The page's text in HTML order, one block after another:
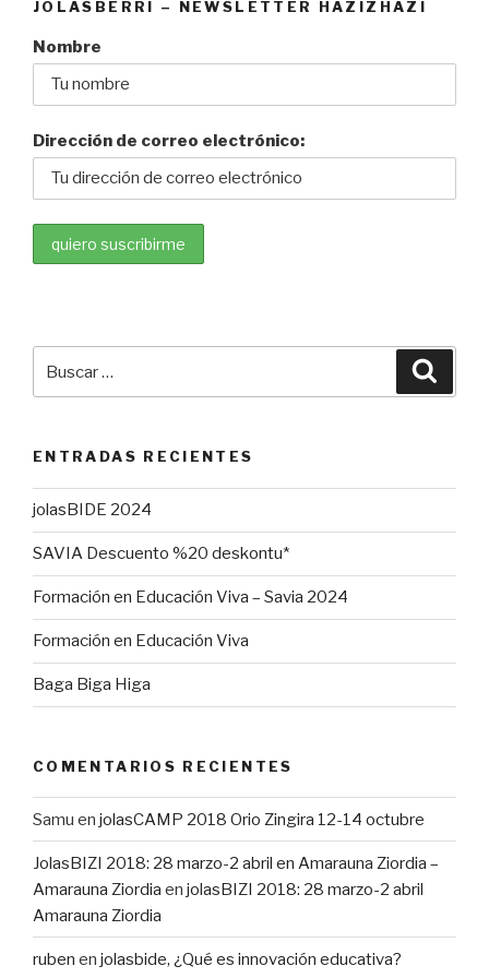
JOLASBERRI – NEWSLETTER HAZIZHAZI
Nombre
Dirección de correo electrónico:
por:
ENTRADAS RECIENTES
jolasBIDE 2024
SAVIA Descuento %20 deskontu*
Formación en Educación Viva – Savia 2024
Formación en Educación Viva
Baga Biga Higa
COMENTARIOS RECIENTES
Samu en jolasCAMP 2018 Orio Zingira 12-14 octubre
JolasBIZI 2018: 28 marzo-2 abril en Amarauna Ziordia –
Amarauna Ziordia en jolasBIZI 2018: 28 marzo-2 abril
Amarauna Ziordia
ruben en jolasbide, ¿Qué es innovación educativa?